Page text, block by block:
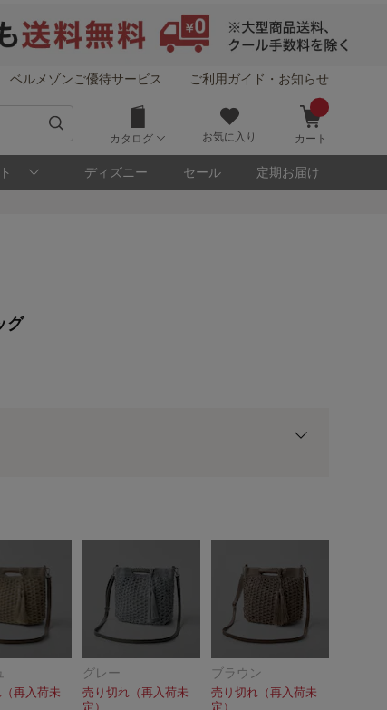
ベルメゾンご優待サービス ご利用ガイド・お知らせ
カタログ お気に入り カート
ディズニー セール 定期お届け
グ
本ポイントに対して適用されます。
再入荷未
グレー
売り切れ（再入荷未
定）
ブラウン
売り切れ（再入荷未
定）